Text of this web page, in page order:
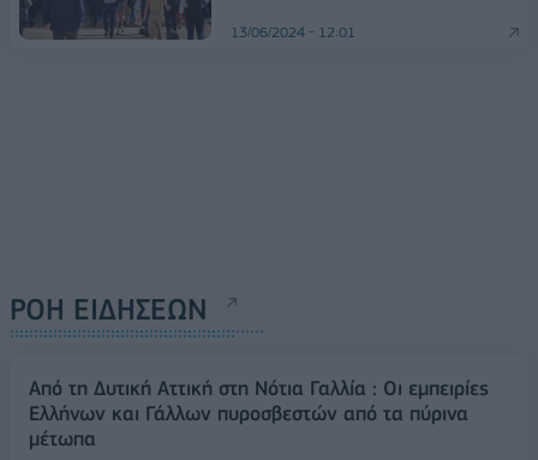
13/06/2024 - 12:01
ΡΟΗ ΕΙΔΗΣΕΩΝ
Από τη Δυτική Αττική στη Νότια Γαλλία : Οι εμπειρίες
Ελλήνων και Γάλλων πυροσβεστών από τα πύρινα
μέτωπα